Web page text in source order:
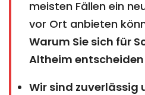
meisten Fällen ein
vor Ort anbieten
Warum Sie sich für
Altheim
Wir sind zuverlässig